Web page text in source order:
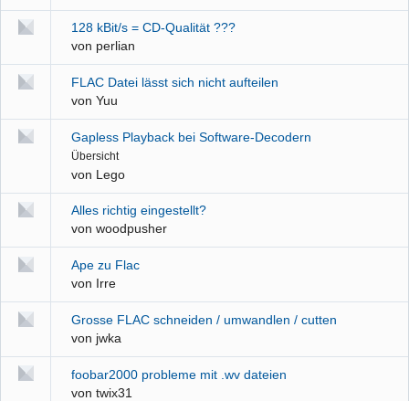
128 kBit/s = CD-Qualität ???
von perlian
FLAC Datei lässt sich nicht aufteilen
von Yuu
Gapless Playback bei Software-Decodern
Übersicht
von Lego
Alles richtig eingestellt?
von woodpusher
Ape zu Flac
von Irre
Grosse FLAC schneiden / umwandlen / cutten
von jwka
foobar2000 probleme mit .wv dateien
von twix31